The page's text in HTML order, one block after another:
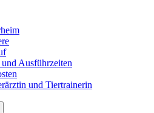
Ausführzeiten
und Tiertrainerin